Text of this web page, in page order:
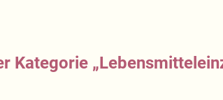
Kategorie